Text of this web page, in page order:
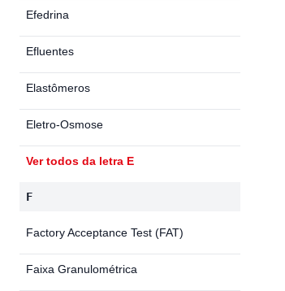
Efedrina
Efluentes
Elastômeros
Eletro-Osmose
Ver todos da letra E
F
Factory Acceptance Test (FAT)
Faixa Granulométrica